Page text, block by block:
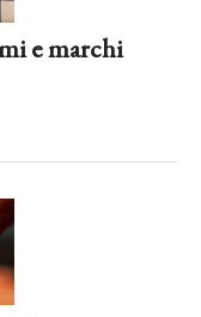
e marchi